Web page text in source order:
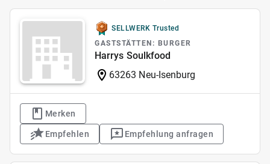
SELLWERK Trusted
GASTSTÄTTEN: BURGER
Harrys Soulkfood
63263 Neu-Isenburg
Merken
Empfehlen Empfehlung anfragen